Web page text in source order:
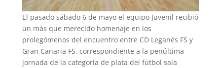
El pasado sábado 6 de mayo el equipo Juvenil recibió
un más que merecido homenaje en los
prolegómenos del encuentro entre CD Leganés FS y
Gran Canaria FS, correspondiente a la penúltima
jornada de la categoría de plata del fútbol sala